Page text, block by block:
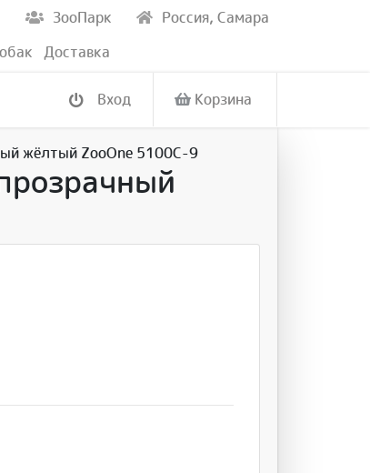
ЗооПарк Россия, Самара
Доставка
Корзина
Вход
жёлтый ZooOne 5100C-9